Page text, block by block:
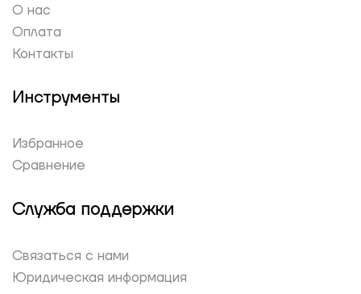
О нас
Оплата
Контакты
Инструменты
Избранное
Сравнение
Служба поддержки
Связаться с нами
Юридическая информация